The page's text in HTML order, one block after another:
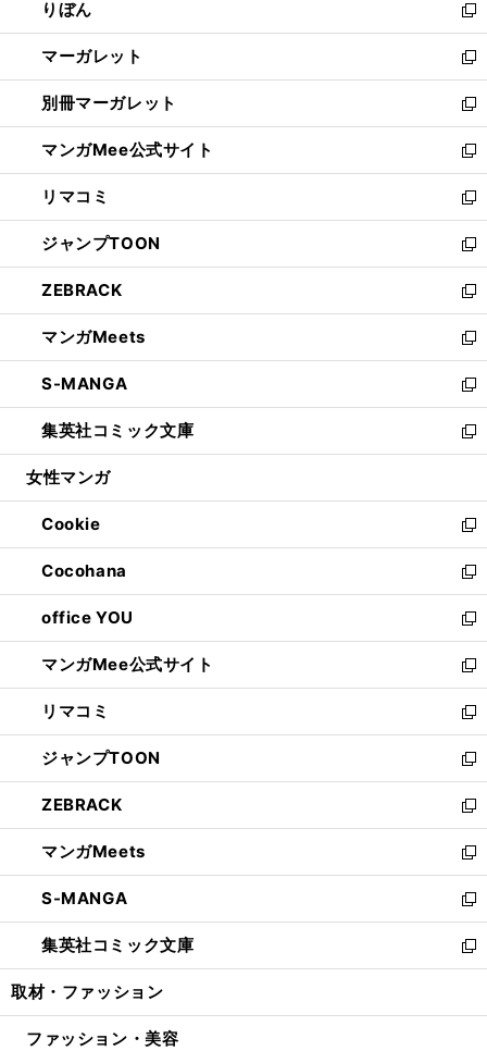
く
で
開
く
ド
ウ
で
開
く
ィ
ン
ド
ウ
で
開
く
りぼん
新
し
い
ウ
ィ
ン
ド
ウ
で
開
く
マーガレット
新
し
い
ウ
ィ
ン
ド
ウ
で
開
く
別冊マーガレット
新
し
い
ウ
ィ
ン
ド
ウ
で
開
く
マンガMee公式サイト
新
し
い
ウ
ィ
ン
ド
ウ
で
開
く
リマコミ
新
し
い
ウ
ィ
ン
ド
ウ
で
開
く
ジャンプTOON
新
し
い
ウ
ィ
ン
ド
ウ
で
開
ZEBRACK
新
し
い
ウ
ィ
ン
ド
ウ
開
く
マンガMeets
新
し
い
ウ
ィ
ン
ウ
で
開
く
S-MANGA
新
し
い
ウ
ン
ド
ウ
で
開
く
集英社コミック文庫
新
し
ウ
ィ
ン
ド
ウ
で
開
く
女性マンガ
Cookie
新
し
い
ウ
ィ
ン
ド
ウ
で
開
く
Cocohana
新
し
い
ウ
ィ
ン
ド
ウ
で
開
く
office YOU
新
し
い
ウ
ィ
ン
ド
ウ
で
開
く
マンガMee公式サイト
新
し
い
ウ
ィ
ン
ド
ウ
で
開
く
リマコミ
新
し
い
ウ
ィ
ン
ド
ウ
で
開
く
ジャンプTOON
新
し
い
ウ
ィ
ン
ド
ウ
で
開
ZEBRACK
新
し
い
ウ
ィ
ン
ド
ウ
開
マンガMeets
新
し
い
ウ
ィ
ン
ウ
S-MANGA
新
し
い
ウ
ン
集英社コミック文庫
新
し
ウ
取材・ファッション
ファッション・美容